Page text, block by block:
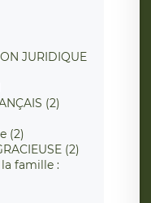
JURIDIQUE
(2)
(2)
(2)
famille :